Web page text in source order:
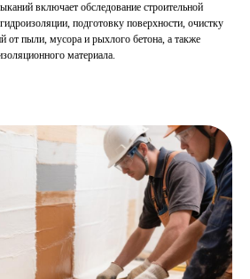
включает обследование строительной
подготовку поверхности, очистку
от пыли, мусора и рыхлого бетона, а также
материала.